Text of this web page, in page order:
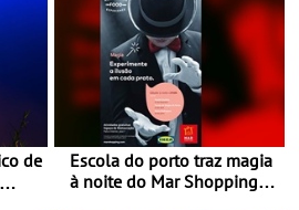
Escola do porto traz magia
à noite do Mar Shopping